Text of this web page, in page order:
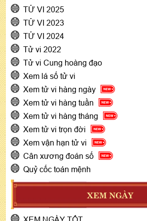
TỬ VI 2025
TỬ VI 2023
TỬ VI 2024
Tử vi 2022
Tử vi Cung hoàng đạo
Xem lá số tử vi
Xem tử vi hàng ngày
Xem tử vi hàng tuần
Xem tử vi hàng tháng
Xem tử vi trọn đời
Xem vận hạn tử vi
Cân xương đoán số
Quỷ cốc toán mệnh
XEM NGÀY